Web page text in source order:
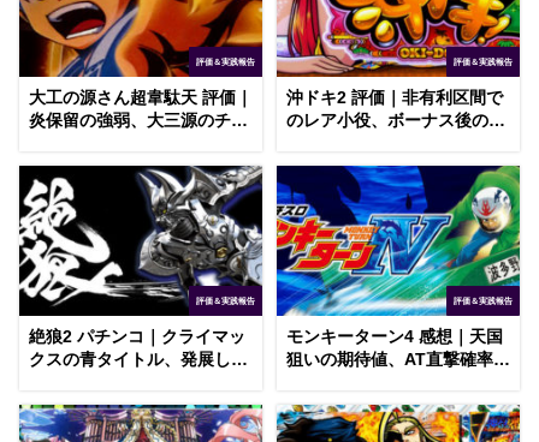
評価＆実践報告
大工の源さん超韋駄天 評価｜
炎保留の強弱、大三源のチャ
評価＆実践報告
沖ドキ2 評価｜非有利区間で
のレア小役、ボーナス後のモ
評価＆実践報告
絶狼2 パチンコ｜クライマッ
クスの青タイトル、発展しな
評価＆実践報告
モンキーターン4 感想｜天国
狙いの期待値、AT直撃確率の